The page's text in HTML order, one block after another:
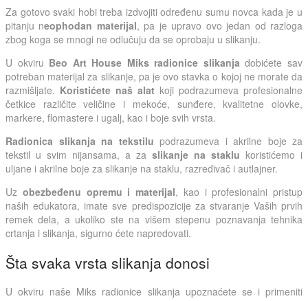
Za gotovo svaki hobi treba izdvojiti određenu sumu novca kada je u
pitanju neophodan materijal, pa je upravo ovo jedan od razloga
zbog koga se mnogi ne odlučuju da se oprobaju u slikanju.
U okviru Beo Art House Miks radionice slikanjadobićete sav
potreban materijal za slikanje, pa je ovo stavka o kojoj ne morate da
razmišljate. Koristićete naš alat koji podrazumeva profesionalne
četkice različite veličine i mekoće, sunđere, kvalitetne olovke,
markere, flomastere i ugalj, kao i boje svih vrsta.
Radionica slikanja na tekstilu podrazumeva i akrilne boje za
tekstil u svim nijansama, a za slikanje na staklu koristićemo i
uljane i akrilne boje za slikanje na staklu, razređivač i autlajner.
Uz obezbeđenu opremu i materijal, kao i profesionalni pristup
naših edukatora, imate sve predispozicije za stvaranje Vaših prvih
remek dela, a ukoliko ste na višem stepenu poznavanja tehnika
crtanja i slikanja, sigurno ćete napredovati.
Šta svaka vrsta slikanja donosi
U okviru naše Miks radionice slikanja upoznaćete se i primeniti